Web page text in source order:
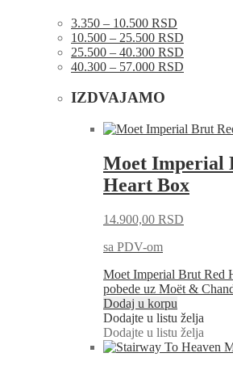
3.350 – 10.500 RSD
10.500 – 25.500 RSD
25.500 – 40.300 RSD
40.300 – 57.000 RSD
IZDVAJAMO
Moet Imperial
Heart Box
14.900,00 RSD
sa PDV-om
Moet Imperial Brut Red
pobede uz Moët &
Dodaj u korpu
Dodajte u listu želja
Dodajte u listu želja